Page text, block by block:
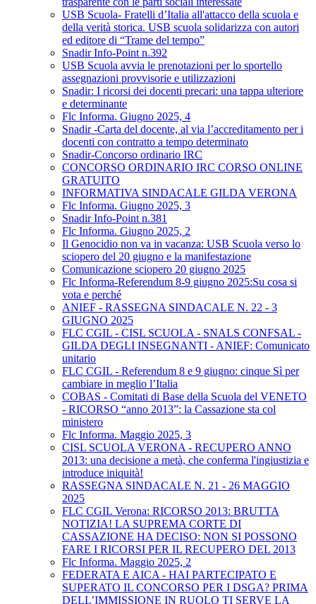
USB Scuola- Fratelli d’Italia all'attacco della scuola e
della verità storica. USB scuola solidarizza con autori
ed editore di “Trame del tempo”
Snadir Info-Point n.392
USB Scuola avvia le prenotazioni per lo sportello
assegnazioni provvisorie e utilizzazioni
Snadir: I ricorsi dei docenti precari: una tappa ulteriore
e determinante
Flc Informa. Giugno 2025, 4
Snadir -Carta del docente, al via l’accreditamento per i
docenti con contratto a tempo determinato
Snadir-Concorso ordinario IRC
CONCORSO ORDINARIO IRC CORSO ONLINE
GRATUITO
INFORMATIVA SINDACALE GILDA VERONA
Flc Informa. Giugno 2025, 3
Snadir Info-Point n.381
Flc Informa. Giugno 2025, 2
Il Genocidio non va in vacanza: USB Scuola verso lo
sciopero del 20 giugno e la manifestazione
Comunicazione sciopero 20 giugno 2025
Flc Informa-Referendum 8-9 giugno 2025:Su cosa si
vota e perché
ANIEF - RASSEGNA SINDACALE N. 22 - 3
GIUGNO 2025
FLC CGIL - CISL SCUOLA - SNALS CONFSAL -
GILDA DEGLI INSEGNANTI - ANIEF: Comunicato
unitario
FLC CGIL - Referendum 8 e 9 giugno: cinque Sì per
cambiare in meglio l’Italia
COBAS - Comitati di Base della Scuola del VENETO
- RICORSO “anno 2013”: la Cassazione sta col
ministero
Flc Informa. Maggio 2025, 3
CISL SCUOLA VERONA - RECUPERO ANNO
2013: una decisione a metà, che conferma l'ingiustizia e
introduce iniquità!
RASSEGNA SINDACALE N. 21 - 26 MAGGIO
2025
FLC CGIL Verona: RICORSO 2013: BRUTTA
NOTIZIA! LA SUPREMA CORTE DI
CASSAZIONE HA DECISO: NON SI POSSONO
FARE I RICORSI PER IL RECUPERO DEL 2013
Flc Informa. Maggio 2025, 2
FEDERATA E AICA - HAI PARTECIPATO E
SUPERATO IL CONCORSO PER I DSGA? PRIMA
DELL’IMMISSIONE IN RUOLO TI SERVE LA